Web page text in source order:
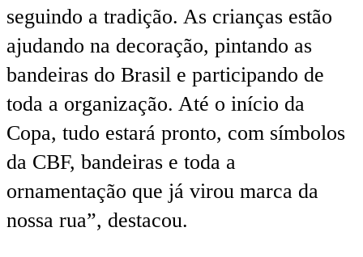
seguindo a tradição. As crianças estão
ajudando na decoração, pintando as
bandeiras do Brasil e participando de
toda a organização. Até o início da
Copa, tudo estará pronto, com símbolos
da CBF, bandeiras e toda a
ornamentação que já virou marca da
nossa rua”, destacou.